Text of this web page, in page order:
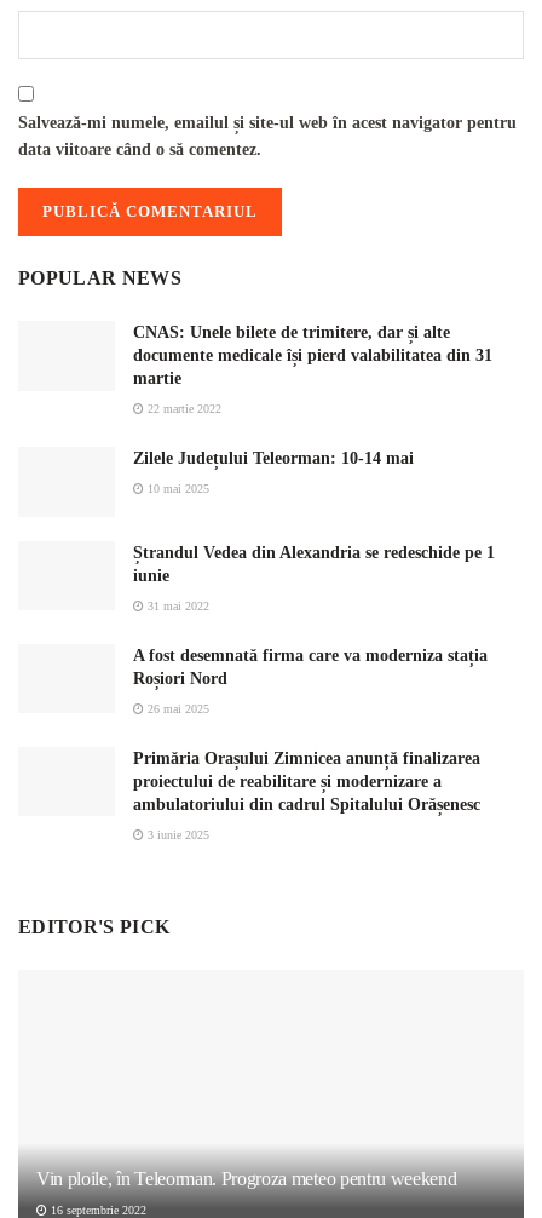
Salvează-mi numele, emailul și site-ul web în acest navigator pentru
data viitoare când o să comentez.
POPULAR NEWS
CNAS: Unele bilete de trimitere, dar și alte
documente medicale își pierd valabilitatea din 31
martie
22 martie 2022
Zilele Județului Teleorman: 10-14 mai
10 mai 2025
Ștrandul Vedea din Alexandria se redeschide pe 1
iunie
31 mai 2022
A fost desemnată firma care va moderniza stația
Roșiori Nord
26 mai 2025
Primăria Orașului Zimnicea anunță finalizarea
proiectului de reabilitare și modernizare a
ambulatoriului din cadrul Spitalului Orășenesc
3 iunie 2025
EDITOR'S PICK
Vin ploile, în Teleorman. Progroza meteo pentru weekend
16 septembrie 2022